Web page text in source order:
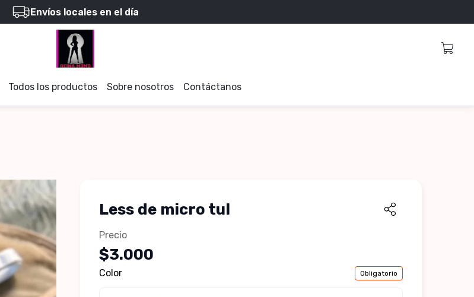
Envíos locales en el día
Todos los productos Sobre nosotros Contáctanos
Less de micro tul
Precio
$3.000
Color Obligatorio